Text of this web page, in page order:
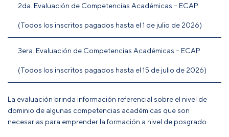
2da. Evaluación de Competencias Académicas – ECAP
(Todos los inscritos pagados hasta el 1 de julio de 2026)
3era. Evaluación de Competencias Académicas – ECAP
(Todos los inscritos pagados hasta el 15 de julio de 2026)
La evaluación brinda información referencial sobre el nivel de
dominio de algunas competencias académicas que son
necesarias para emprender la formación a nivel de posgrado.